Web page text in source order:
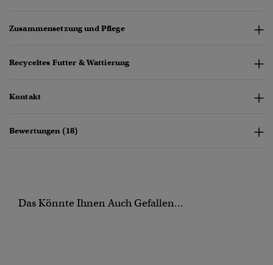
Zusammensetzung und Pflege
Recyceltes Futter & Wattierung
Kontakt
Bewertungen (18)
Das Könnte Ihnen Auch Gefallen...